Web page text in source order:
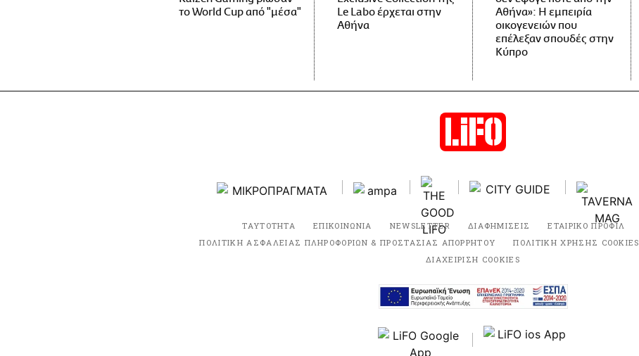
το World Cup από "μέσα"
Le Labo έρχεται στην
Αθήνα
Αθήνα»: Η εμπειρία
οικογενειών που
επέλεξαν σπουδές στην
Κύπρο
ΤΑΥΤΟΤΗΤΑ ΕΠΙΚΟΙΝΩΝΙΑ NEWSLETTER ΔΙΑΦΗΜΙΣΕΙΣ ΕΤΑΙΡΙΚΟ ΠΡΟΦΙΛ
ΠΟΛΙΤΙΚΗ ΑΣΦΑΛΕΙΑΣ ΠΛΗΡΟΦΟΡΙΩΝ & ΠΡΟΣΤΑΣΙΑΣ ΑΠΟΡΡΗΤΟΥ
ΠΟΛΙΤΙΚΗ ΧΡΗΣΗΣ COOKIES
ΔΙΑΧΕΙΡΙΣΗ COOKIES